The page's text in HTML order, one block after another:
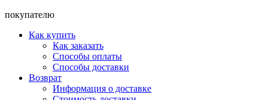
покупателю
Как купить
Как заказать
Способы оплаты
Способы доставки
Возврат
Информация о доставке